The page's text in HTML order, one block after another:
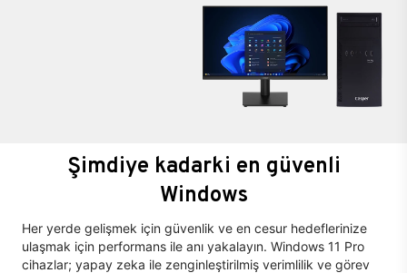
Şimdiye kadarki en güvenli
Windows
Her yerde gelişmek için güvenlik ve en cesur hedeflerinize
ulaşmak için performans ile anı yakalayın. Windows 11 Pro
cihazlar; yapay zeka ile zenginleştirilmiş verimlilik ve görev